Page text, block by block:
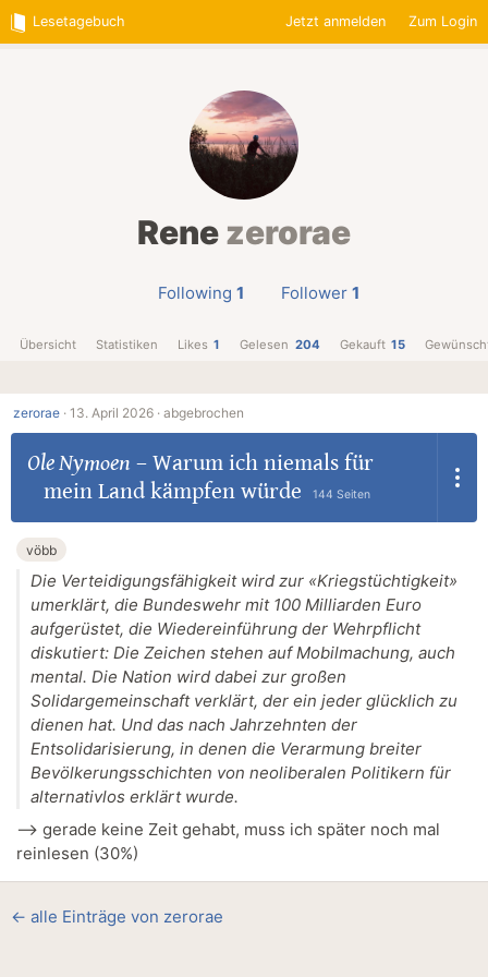
Lesetagebuch Jetzt anmelden Zum Login
Renezerorae
Following 1 Follower 1
Übersicht Statistiken Likes 1 Gelesen 204 Gekauft 15
zerorae · 13. April 2026 · abgebrochen
Ole Nymoen – Warum ich niemals für
mein Land kämpfen würde
144 Seiten
vöbb
Die Verteidigungsfähigkeit wird zur «Kriegstüchtigkeit»
umerklärt, die Bundeswehr mit 100 Milliarden Euro
aufgerüstet, die Wiedereinführung der Wehrpflicht
diskutiert: Die Zeichen stehen auf Mobilmachung, auch
mental. Die Nation wird dabei zur großen
Solidargemeinschaft verklärt, der ein jeder glücklich zu
dienen hat. Und das nach Jahrzehnten der
Entsolidarisierung, in denen die Verarmung breiter
Bevölkerungsschichten von neoliberalen Politikern für
alternativlos erklärt wurde.
--> gerade keine Zeit gehabt, muss ich später noch mal
reinlesen (30%)
← alle Einträge von zerorae